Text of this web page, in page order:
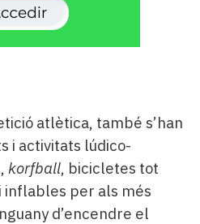
atlètica, també s’han
i activitats lúdico-
korfball, bicicletes tot
i inflables per als més
d’encendre el